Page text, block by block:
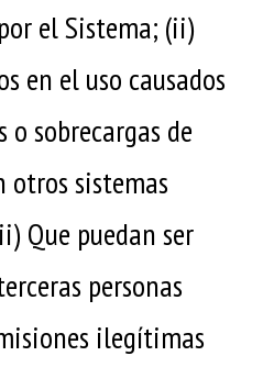
el Sistema; (ii)
en el uso causados
sobrecargas de
otros sistemas
Que puedan ser
personas
ilegítimas